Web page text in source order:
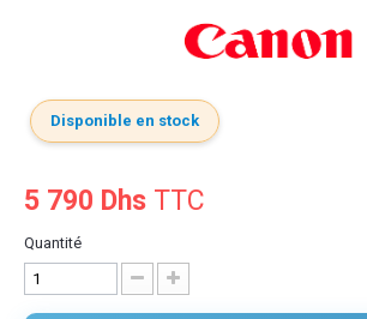
Disponible en stock
5 790 Dhs TTC
Quantité